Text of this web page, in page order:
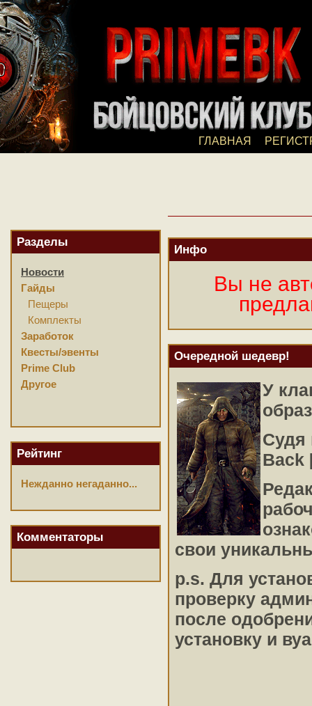
ГЛАВНАЯ
Разделы
Новости
Гайды
Пещеры
Комплекты
Заработок
Квесты/эвенты
Prime Club
Другое
Рейтинг
Нежданно негаданно...
Комментаторы
Инфо
Вы не
Очередной шедевр!
У
образ
Судя
Back
свои
p.s. Для
проверку
после
установку и